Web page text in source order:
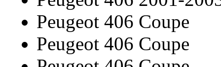
Peugeot 406 Coupe
Peugeot 406 Coupe